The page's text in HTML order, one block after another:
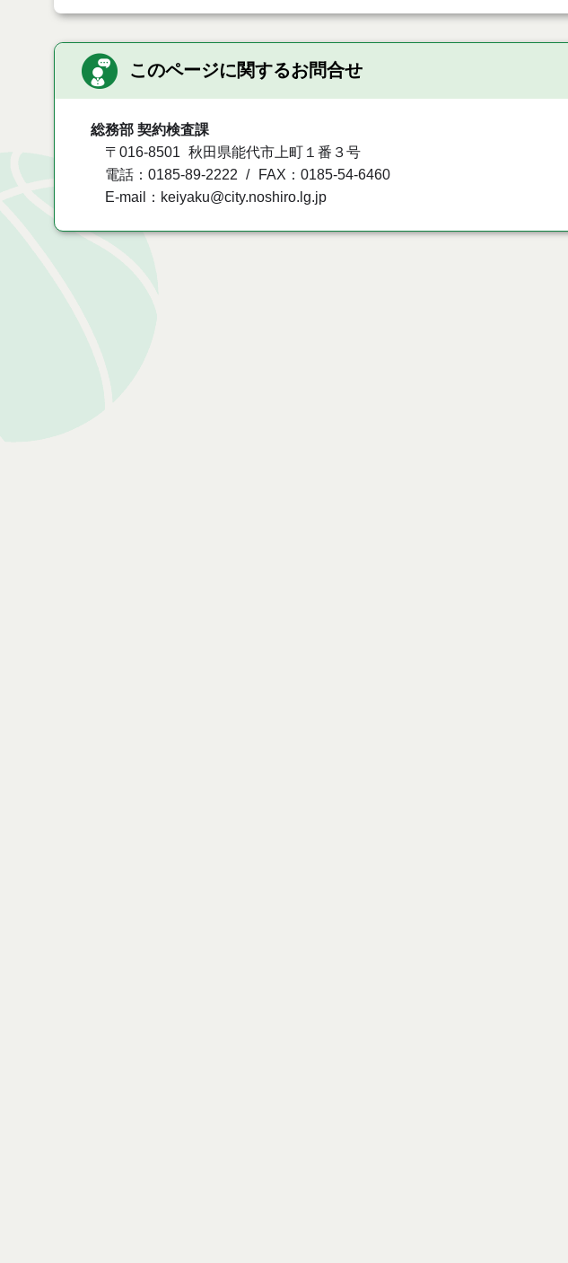
このページに関するお問合せ
総務部 契約検査課
〒016-8501 秋田県能代市上町１番３号
電話：0185-89-2222
FAX：0185-54-6460
E-mail：keiyaku@city.noshiro.lg.jp